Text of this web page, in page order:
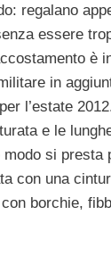
regalano
essere
è
in
l’estate
e le
si presta
con una
borchie,